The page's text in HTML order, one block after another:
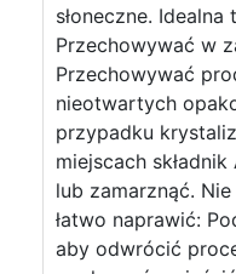
słoneczne. Idealna
Przechowywać w
Przechowywać
nieotwartych
przypadku
miejscach
lub zamarznąć.
łatwo naprawić:
aby odwrócić